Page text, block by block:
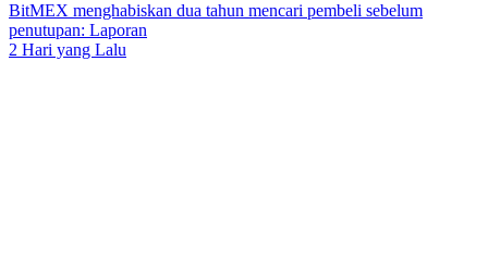
BitMEX menghabiskan dua tahun mencari pembeli sebelum
penutupan: Laporan
2 Hari yang Lalu